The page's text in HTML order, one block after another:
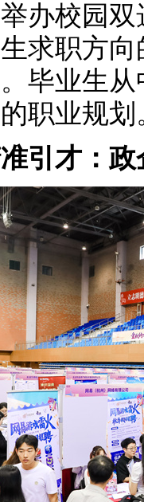
办校园
求职方
毕业生
职业规划
引才：政